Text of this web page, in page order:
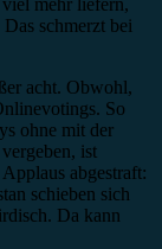
mehr liefern,
schmerzt bei
acht. Obwohl,
So
ohne mit der
ist
abgestraft:
schieben sich
Da kann